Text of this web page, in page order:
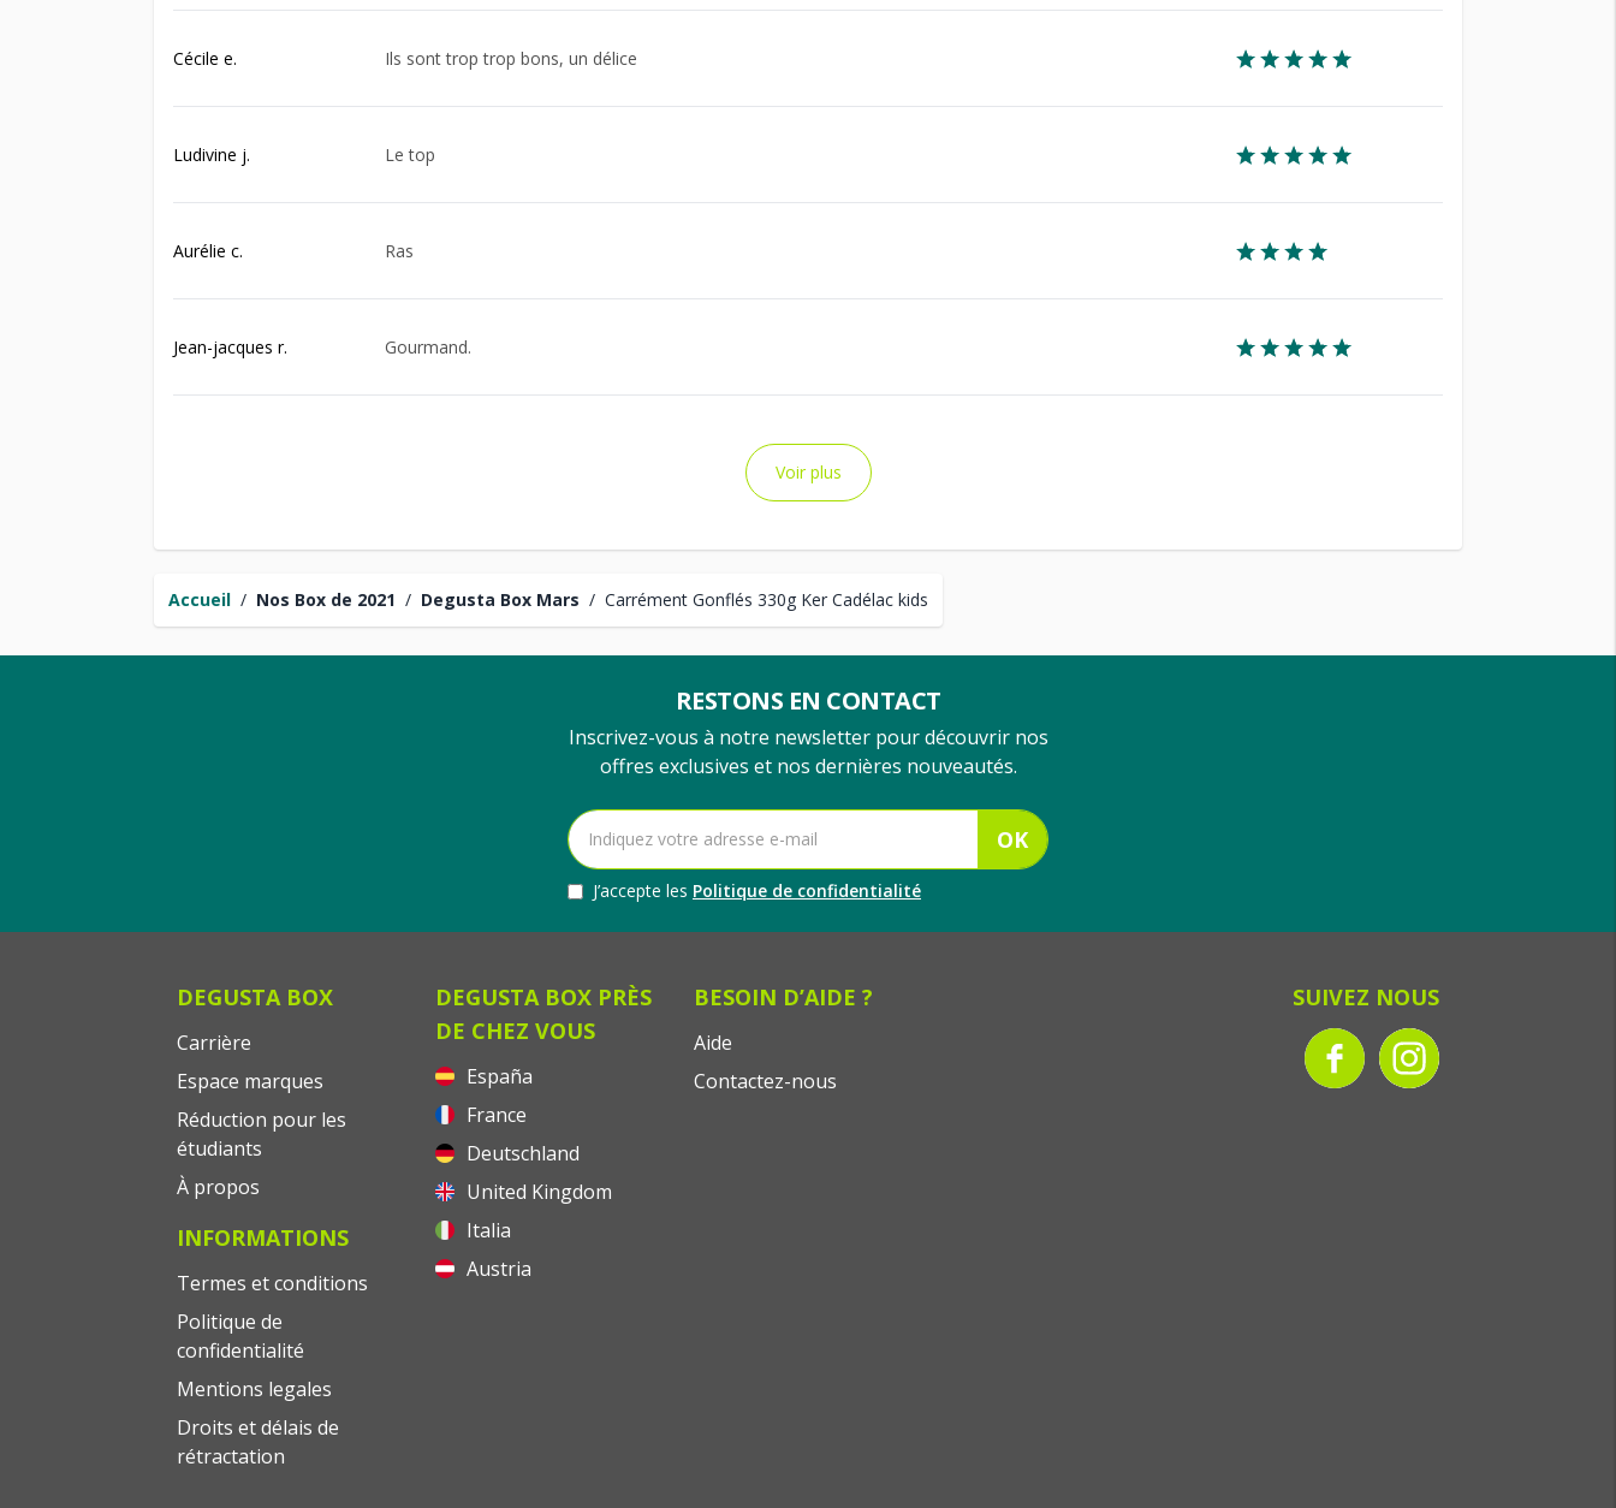
Accueil / Nos Box de 2021 / Degusta Box Mars / Carrément Gonflés 330g Ker Cadélac kids
Cécile e. Ils sont trop trop bons, un délice
Ludivine j. Le top
Aurélie c. Ras
Jean-jacques r. Gourmand.
Voir plus
RESTONS EN CONTACT
Inscrivez-vous à notre newsletter pour découvrir nos
offres exclusives et nos dernières nouveautés.
OK
J’accepte les Politique de confidentialité
DEGUSTA BOX
Carrière
Espace marques
Réduction pour les
étudiants
À propos
INFORMATIONS
Termes et conditions
Politique de
confidentialité
Mentions legales
Droits et délais de
rétractation
DEGUSTA BOX PRÈS
DE CHEZ VOUS
España
France
Deutschland
United Kingdom
Italia
Austria
BESOIN D’AIDE ?
Aide
Contactez-nous
SUIVEZ NOUS